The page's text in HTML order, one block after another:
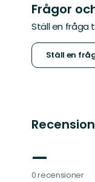
Frågor
Ställ en fråga
Ställ en
—
0 recensioner